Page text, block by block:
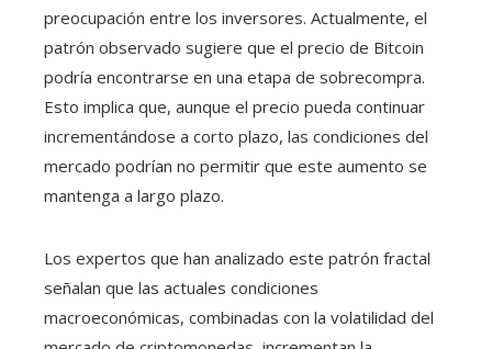
preocupación entre los inversores. Actualmente, el
patrón observado sugiere que el precio de Bitcoin
podría encontrarse en una etapa de sobrecompra.
Esto implica que, aunque el precio pueda continuar
incrementándose a corto plazo, las condiciones del
mercado podrían no permitir que este aumento se
mantenga a largo plazo.
Los expertos que han analizado este patrón fractal
señalan que las actuales condiciones
macroeconómicas, combinadas con la volatilidad del